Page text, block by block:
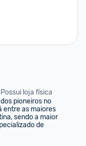
Possui loja física
pioneiros no
entre as maiores
sendo a maior
de